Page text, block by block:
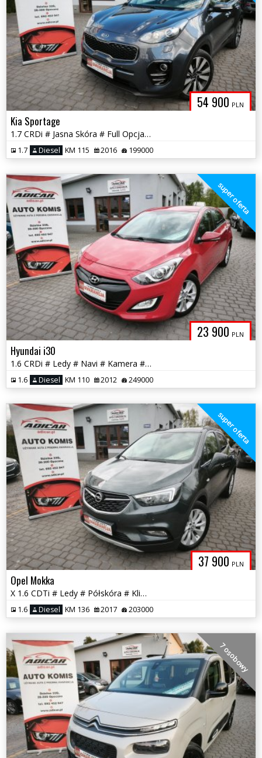
54 900 PLN
Kia Sportage
1.7 CRDi # Jasna Skóra # Full Opcja # Piękna # Serwis # GWARANCJA !!
1.7 Diesel KM 115 2016 199000
23 900 PLN
super oferta
Hyundai i30
1.6 CRDi # Ledy # Navi # Kamera # Półskóra # PDC # GWARANCJA !!!
1.6 Diesel KM 110 2012 249000
37 900 PLN
super oferta
Opel Mokka
X 1.6 CDTi # Ledy # Półskóra # Klimatronik # Kamera # GWARANCJA!!!
1.6 Diesel KM 136 2017 203000
7 osobowy